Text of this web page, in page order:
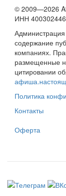
© 2009—2026
ИНН
Администрация
содержание
компаниях.
размещенные
цитировании
Политика
Контакты
Оферта